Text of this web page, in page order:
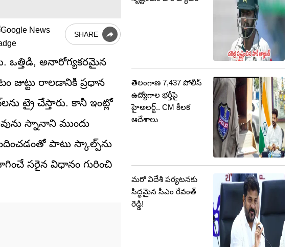
SHARE
ఒత్తిడి, అనారోగ్యకరమైన
జుట్టు రాలడానికి ప్రధాన
ట్రై చేస్తారు. కానీ ఇంట్లో
స్నానాని ముందు
పాటు స్కాల్ప్‌ను
సరైన విధానం గురించి
తెలంగాణ 7,437 పోలీస్
ఉద్యోగాల భర్తీపై
హైఅలర్ట్.. CM కీలక
ఆదేశాలు
మరో విదేశీ పర్యటనకు
సిద్ధమైన సీఎం రేవంత్
రెడ్డి!